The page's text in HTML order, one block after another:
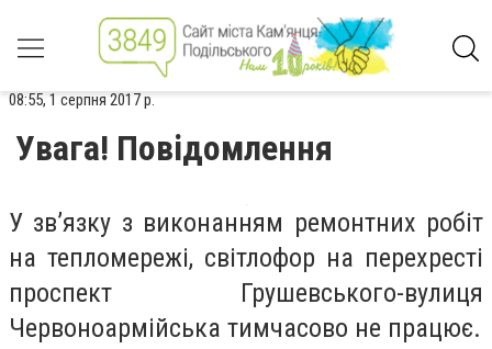
08:55, 1 серпня 2017 р.
Увага! Повідомлення
У зв’язку з виконанням ремонтних робіт
на тепломережі, світлофор на перехресті
проспект Грушевського-вулиця
Червоноармійська тимчасово не працює.